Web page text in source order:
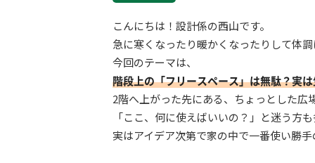
こんにちは！設計係の西山です。
急に寒くなったり暖かくなったりして体
今回のテーマは、
階段上の「フリースペース」は無駄？実
2階へ上がった先にある、ちょっとした広
「ここ、何に使えばいいの？」と迷う方
実はアイデア次第で家の中で一番使い勝